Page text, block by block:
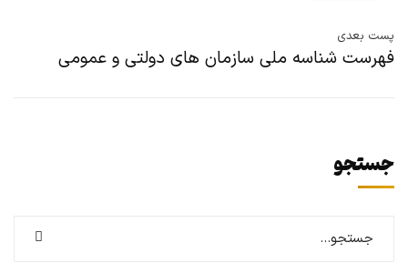
پست بعدی
فهرست شناسه ملی سازمان های دولتی و عمومی
جستجو